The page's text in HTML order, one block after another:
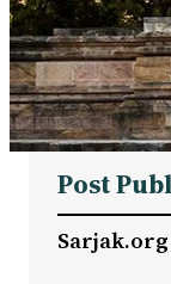
Post
Sarjak.org